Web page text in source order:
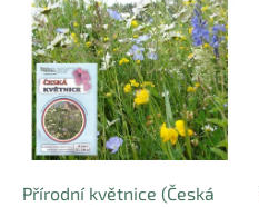
Přírodní květnice (Česká